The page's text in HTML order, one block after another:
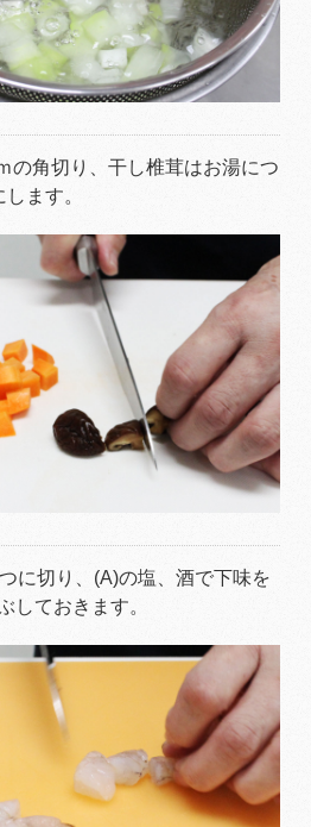
の角切り、干し椎茸はお湯につ
ます。
に切り、(A)の塩、酒で下味を
しておきます。